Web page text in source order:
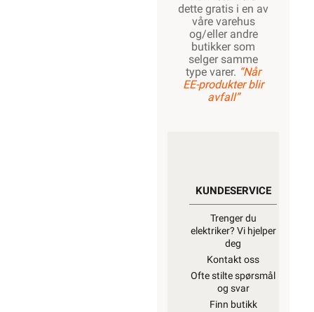
dette gratis i en av
våre varehus
og/eller andre
butikker som
selger samme
type varer. “Når
EE-produkter blir
avfall”
KUNDESERVICE
Trenger du
elektriker? Vi hjelper
deg
Kontakt oss
Ofte stilte spørsmål
og svar
Finn butikk